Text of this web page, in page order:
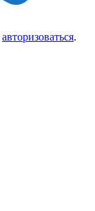
авторизоваться.